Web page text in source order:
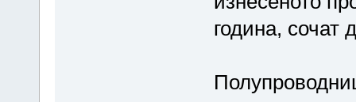
година, сочат